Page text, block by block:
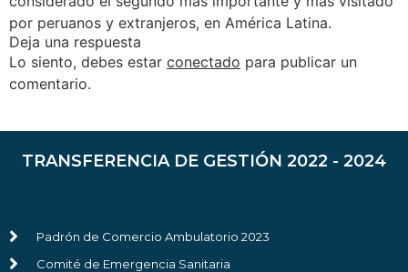
por peruanos y extranjeros, en América Latina.
Deja una respuesta
Lo siento, debes estar conectado para publicar un
comentario.
TRANSFERENCIA DE GESTIÓN 2022 - 2024
Padrón de Comercio Ambulatorio 2023
Comité de Emergencia Sanitaria